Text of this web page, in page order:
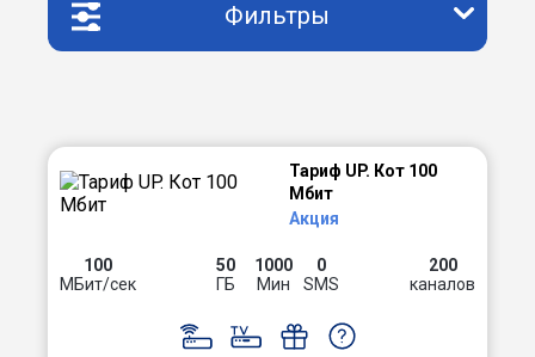
Фильтры
Тариф UP. Кот 100
Мбит
Акция
100
МБит/сек
50
ГБ
1000
Мин
0
SMS
200
каналов